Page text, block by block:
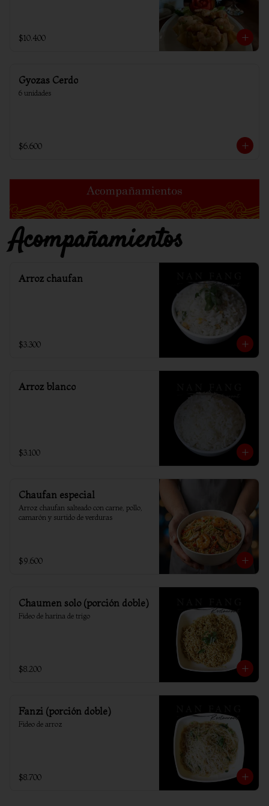
$10.400
Gyozas Cerdo
6 unidades
$6.600
Acompañamientos
Arroz chaufan
$3.300
Arroz blanco
$3.100
Chaufan especial
Arroz chaufan salteado con carne, pollo,
camarón y surtido de verduras
$9.600
Chaumen solo (porción doble)
Fideo de harina de trigo
$8.200
Fanzi (porción doble)
Fideo de arroz
$8.700